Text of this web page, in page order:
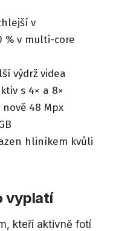
v
% v multi-core
výdrž videa
s 4× a 8×
48 Mpx
hliníkem kvůli
vyplatí
kteří aktivně fotí